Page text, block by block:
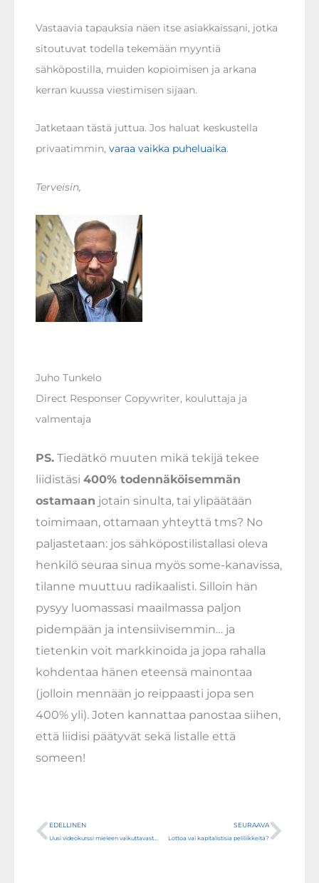
Vastaavia tapauksia näen itse asiakkaissani, jotka
sitoutuvat todella tekemään myyntiä
sähköpostilla, muiden kopioimisen ja arkana
kerran kuussa viestimisen sijaan.
Jatketaan tästä juttua. Jos haluat keskustella
privaatimmin, varaa vaikka puheluaika.
Terveisin,
Juho Tunkelo
Direct Responser Copywriter, kouluttaja ja
valmentaja
PS. Tiedätkö muuten mikä tekijä tekee
liidistäsi 400% todennäköisemmän
ostamaan jotain sinulta, tai ylipäätään
toimimaan, ottamaan yhteyttä tms? No
paljastetaan: jos sähköpostilistallasi oleva
henkilö seuraa sinua myös some-kanavissa,
tilanne muuttuu radikaalisti. Silloin hän
pysyy luomassasi maailmassa paljon
pidempään ja intensiivisemmin… ja
tietenkin voit markkinoida ja jopa rahalla
kohdentaa hänen eteensä mainontaa
(jolloin mennään jo reippaasti jopa sen
400% yli). Joten kannattaa panostaa siihen,
että liidisi päätyvät sekä listalle että
someen!
Prev
EDELLINEN
Uusi videokurssi mieleen vaikuttavasta markkinoinnista
SEURAAVA
Lottoa vai kapitalistisia peliliikkeitä?
Next